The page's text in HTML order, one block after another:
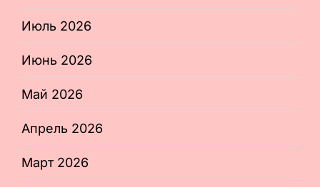
Июль 2026
Июнь 2026
Май 2026
Апрель 2026
Март 2026